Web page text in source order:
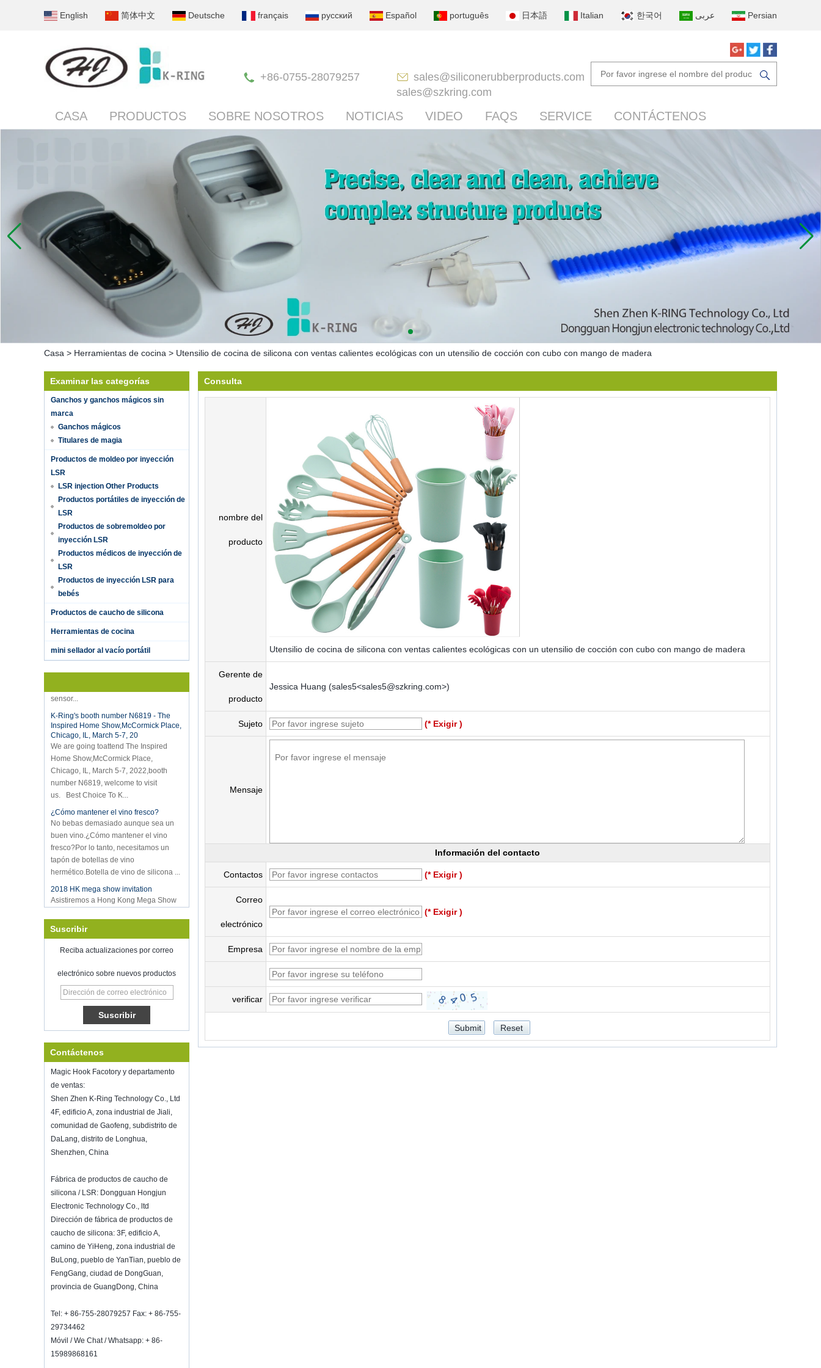
English 简体中文 Deutsche français русский Español português 日本語 Italian 한국어 عربى Persian
+86-0755-28079257
sales@siliconerubberproducts.com
sales@szkring.com
CASA PRODUCTOS SOBRE NOSOTROS NOTICIAS VIDEO FAQS SERVICE CONTÁCTENOS
Casa > Herramientas de cocina > Utensilio de cocina de silicona con ventas calientes ecológicas con un utensilio de cocción con cubo con mango de madera
Examinar las categorías
Ganchos y ganchos mágicos sin
marca
Ganchos mágicos
Titulares de magia
Productos de moldeo por inyección
LSR
LSR injection Other Products
Productos portátiles de inyección de
LSR
Productos de sobremoldeo por
inyección LSR
Productos médicos de inyección de
LSR
Productos de inyección LSR para
bebés
Productos de caucho de silicona
Herramientas de cocina
mini sellador al vacío portátil
Hot selling products
vacuum sealer 1) For the vacuum
sealer, we have two versions, updated
version with theautomatically vacuum
Inspired Home Show,McCormick Place,
Chicago, IL, March 5-7, 20
We are going toattend The Inspired
Home Show,McCormick Place,
Chicago, IL, March 5-7, 2022,booth
number N6819, welcome to visit
us. Best Choice To K...
No bebas demasiado aunque sea un
buen vino.¿Cómo mantener el vino
fresco?Por lo tanto, necesitamos un
tapón de botellas de vino
hermético.Botella de vino de silicona ...
Asistiremos a Hong Kong Mega Show
Part 1 el 20-23 de octubre de 2018,
¡esperando su llegada!
el programa de inicio inspirado,
Sellador de vacío de almacenamiento
de alimentos
Buena suerte con tu trabajo a lo largo
del año nuevo.
Shenzhen Kring ha vuelto a abrir en
información de negocios, comuníquese
sales5@kring.com Tel / WhatsApp: +8
...
Hot selling products
Hot selling products :portable mini
vacuum sealer 1) For the vacuum
K-Ring's booth number N6819 - The
Inspired Home Show,McCormick Place,
Chicago, IL, March 5-7, 20
We are going toattend The Inspired
Home Show,McCormick Place,
Chicago, IL, March 5-7, 2022,booth
number N6819, welcome to visit
¿Cómo mantener el vino fresco?
No bebas demasiado aunque sea un
hermético.Botella de vino de silicona ...
Suscribir
Reciba actualizaciones por correo
electrónico sobre nuevos productos
Contáctenos
Magic Hook Facotory y departamento
de ventas:
Shen Zhen K-Ring Technology Co., Ltd
4F, edificio A, zona industrial de Jiali,
comunidad de Gaofeng, subdistrito de
DaLang, distrito de Longhua,
Shenzhen, China
Fábrica de productos de caucho de
silicona / LSR: Dongguan Hongjun
Electronic Technology Co., ltd
Dirección de fábrica de productos de
caucho de silicona: 3F, edificio A,
camino de YiHeng, zona industrial de
BuLong, pueblo de YanTian, ​​pueblo de
FengGang, ciudad de DongGuan,
provincia de GuangDong, China
Tel: + 86-755-28079257 Fax: + 86-755-
29734462
Móvil / We Chat / Whatsapp: + 86-
15989868161
Consulta
nombre del
producto
Utensilio de cocina de silicona con ventas calientes ecológicas con un utensilio de cocción con cubo con mango de madera
Gerente de
producto
Jessica Huang (sales5<sales5@szkring.com>)
Sujeto (* Exigir )
Mensaje
Información del contacto
Contactos (* Exigir )
Correo
electrónico
(* Exigir )
Empresa
verificar